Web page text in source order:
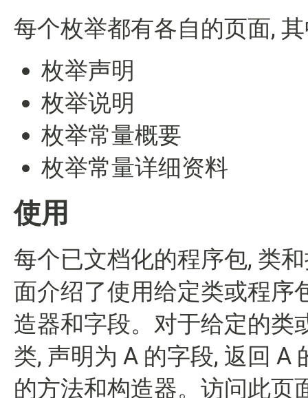
每个枚举都有各自的页面,
枚举声明
枚举说明
枚举常量概要
枚举常量详细资料
使用
每个已文档化的程序包, 类
面介绍了使用给定类或程序
造器和字段。对于给定的类
类, 声明为 A 的字段, 返回 A
的方法和构造器。访问此页